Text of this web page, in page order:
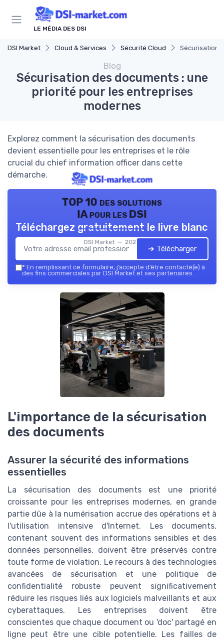
LE MÉDIA DES DSI
DSI Market Cloud & Services Sécurité Cloud Sécurisation
Blog
Sécurisation des documents : une
priorité pour les entreprises
modernes
Explorez comment la sécurisation des documents
devient essentielle pour les entreprises et le rôle
crucial du chief information officer dans cette
démarche.
TOP 10 des solutions
IA pour les DSI
DSI Market — 2026
Téléchargez gratuitement le livre blanc
➔ Télécharger
* En remplissant ce formulaire, j’accepte d’être contacté(e) à
des fins commerciales par DSI Market et ses partenaires.
L'importance de la sécurisation
des documents
Assurer la sécurité des informations
essentielles
La sécurisation des documents est une priorité
croissante pour les entreprises modernes, en grande
partie dûe à la numérisation accrue des opérations et à
l'utilisation intensive d'Internet. Les documents,
contenant souvent des informations sensibles et des
données personnelles, doivent être préservés contre
toute forme de violation. Le recours à des technologies
avancées de sécurisation et une politique de
confidentialité robuste peuvent significativement
réduire les risques liés aux logiciels malveillants et aux
cyberattaques. Les entreprises doivent être
conscientes que chaque document ou 'doc' partagé en
ligne peut être une cible potentielle. Les failles de
Panneau de gestion des cookies